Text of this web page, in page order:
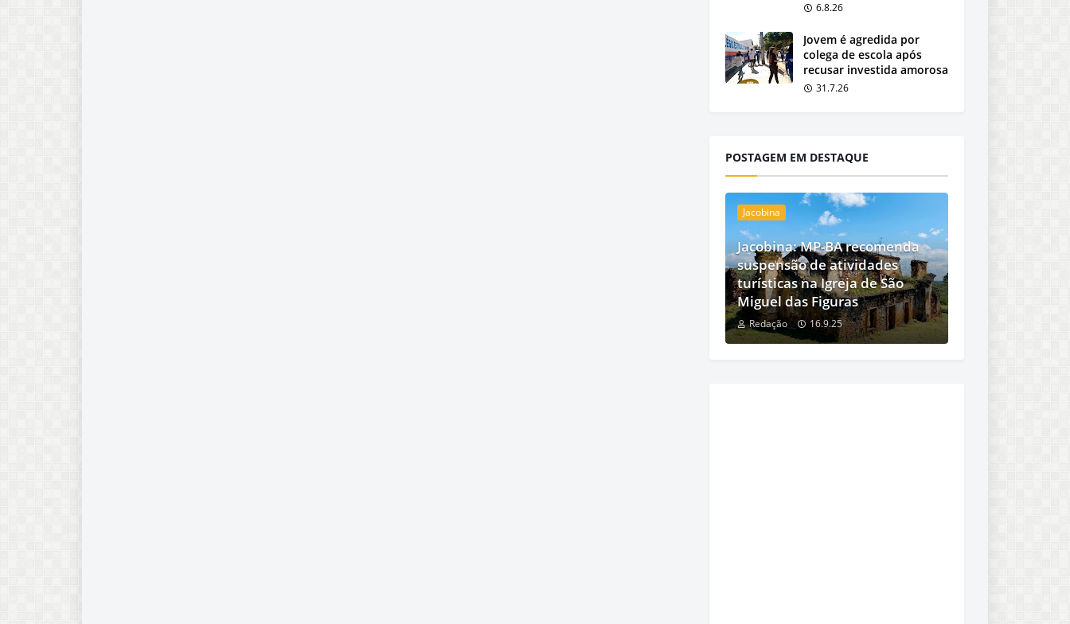
6.8.26
Jovem é agredida por
colega de escola após
recusar investida amorosa
31.7.26
POSTAGEM EM DESTAQUE
Jacobina
Jacobina: MP-BA recomenda
suspensão de atividades
turísticas na Igreja de São
Miguel das Figuras
Redação 16.9.25